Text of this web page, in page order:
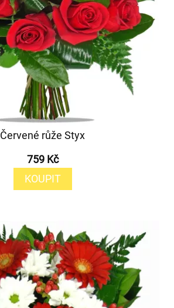
Červené růže Styx
759 Kč
KOUPIT